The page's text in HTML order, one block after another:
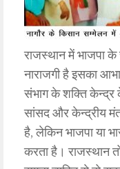
राजस्थान में भाजपा
नाराजगी है इसका
संभाग के शक्ति केन्द्र
सांसद और केन्द्रीय
है, लेकिन भाजपा या
करता है। राजस्थान